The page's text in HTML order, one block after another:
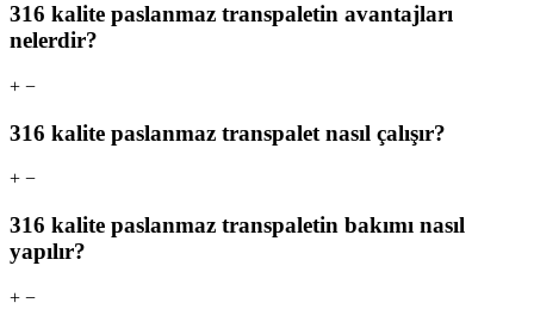
316 kalite paslanmaz transpaletin avantajları
nelerdir?
+ −
316 kalite paslanmaz transpalet nasıl çalışır?
+ −
316 kalite paslanmaz transpaletin bakımı nasıl
yapılır?
+ −